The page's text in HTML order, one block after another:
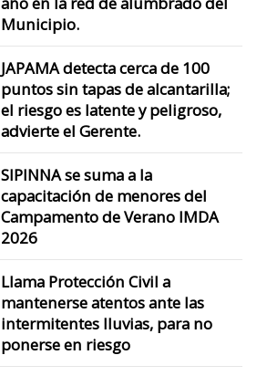
Municipio.
JAPAMA detecta cerca de 100
puntos sin tapas de alcantarilla;
el riesgo es latente y peligroso,
advierte el Gerente.
SIPINNA se suma a la
capacitación de menores del
Campamento de Verano IMDA
2026
Llama Protección Civil a
mantenerse atentos ante las
intermitentes lluvias, para no
ponerse en riesgo